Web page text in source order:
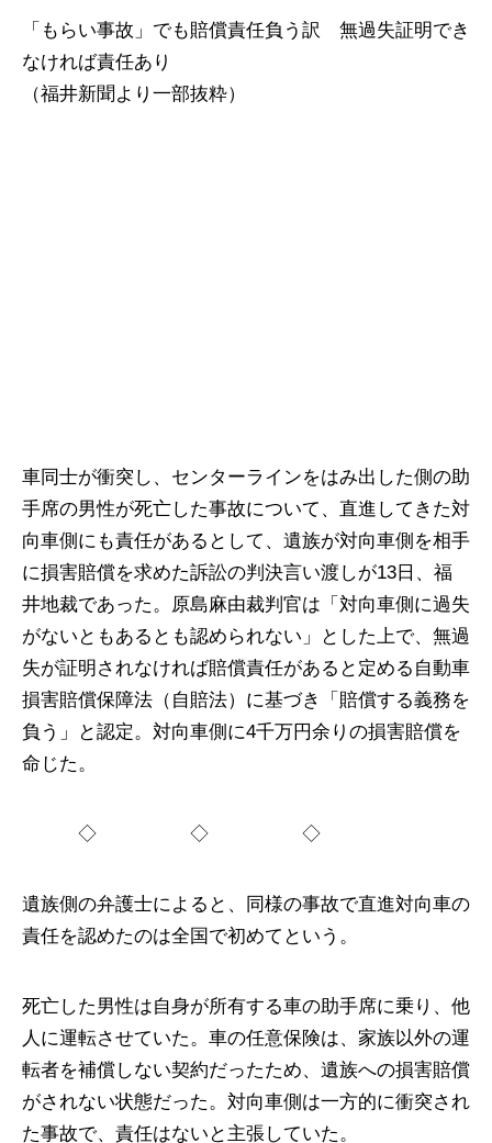
「もらい事故」でも賠償責任負う訳 無過失証明でき
なければ責任あり
（福井新聞より一部抜粋）
車同士が衝突し、センターラインをはみ出した側の助
手席の男性が死亡した事故について、直進してきた対
向車側にも責任があるとして、遺族が対向車側を相手
に損害賠償を求めた訴訟の判決言い渡しが13日、福
井地裁であった。原島麻由裁判官は「対向車側に過失
がないともあるとも認められない」とした上で、無過
失が証明されなければ賠償責任があると定める自動車
損害賠償保障法（自賠法）に基づき「賠償する義務を
負う」と認定。対向車側に4千万円余りの損害賠償を
命じた。
◇ ◇ ◇
遺族側の弁護士によると、同様の事故で直進対向車の
責任を認めたのは全国で初めてという。
死亡した男性は自身が所有する車の助手席に乗り、他
人に運転させていた。車の任意保険は、家族以外の運
転者を補償しない契約だったため、遺族への損害賠償
がされない状態だった。対向車側は一方的に衝突され
た事故で、責任はないと主張していた。